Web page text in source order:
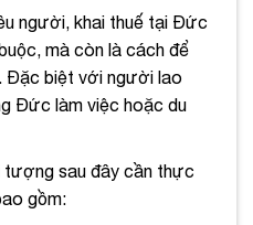
người, khai thuế tại Đức
mà còn là cách để
Đặc biệt với người lao
Đức làm việc hoặc du
tượng sau đây cần thực
gồm: